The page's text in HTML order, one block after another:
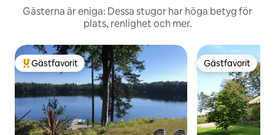
Gästerna är eniga: Dessa stugor har höga betyg för
plats, renlighet och mer.
Populär gästfavorit
Gästfavorit Gästfavorit
Gästfavorit